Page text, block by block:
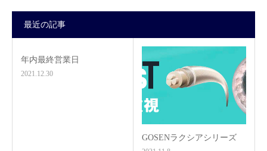
最近の記事
年内最終営業日
2021.12.30
GOSENラクシアシリーズ